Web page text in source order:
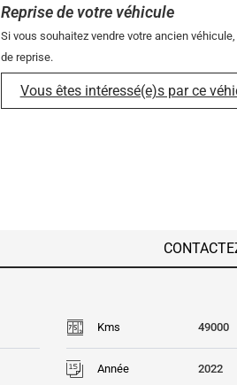
Reprise de votre véhicule
Si vous souhaitez vendre votre ancien
de reprise.
Vous êtes intéressé(e)s par ce
Kms 49000
Année 2022